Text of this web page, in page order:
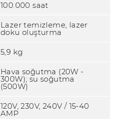
100.000 saat
Lazer temizleme, lazer
doku oluşturma
5,9 kg
Hava soğutma (20W -
300W); su soğutma
(500W)
120V, 230V, 240V / 15-40
AMP